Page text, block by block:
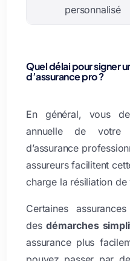
personnalisé
Quel délai pour signer
d’assurance pro ?
En général, vous
annuelle de votre
d’assurance
assureurs facilitent
charge la résiliation
Certaines
desdémarches
assurance plus